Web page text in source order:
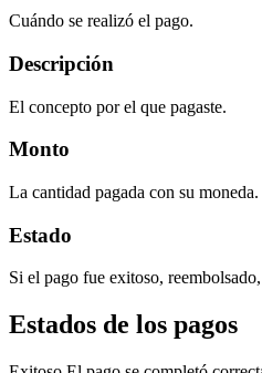
Cuándo se realizó el pago.
Descripción
El concepto por el que pagaste.
Monto
La cantidad pagada con su moneda.
Estado
Si el pago fue exitoso,
Estados de los pagos